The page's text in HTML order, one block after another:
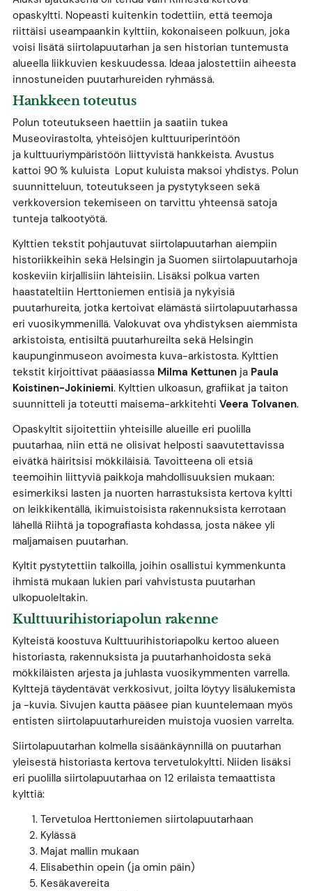
opaskyltti. Nopeasti kuitenkin todettiin, että teemoja
riittäisi useampaankin kylttiin, kokonaiseen polkuun, joka
voisi lisätä siirtolapuutarhan ja sen historian tuntemusta
alueella liikkuvien keskuudessa. Ideaa jalostettiin aiheesta
innostuneiden puutarhureiden ryhmässä.
Hankkeen toteutus
Polun toteutukseen haettiin ja saatiin tukea
Museovirastolta, yhteisöjen kulttuuriperintöön
ja kulttuuriympäristöön liittyvistä hankkeista. Avustus
kattoi 90 % kuluista Loput kuluista maksoi yhdistys. Polun
suunnitteluun, toteutukseen ja pystytykseen sekä
verkkoversion tekemiseen on tarvittu yhteensä satoja
tunteja talkootyötä.
Kylttien tekstit pohjautuvat siirtolapuutarhan aiempiin
historiikkeihin sekä Helsingin ja Suomen siirtolapuutarhoja
koskeviin kirjallisiin lähteisiin. Lisäksi polkua varten
haastateltiin Herttoniemen entisiä ja nykyisiä
puutarhureita, jotka kertoivat elämästä siirtolapuutarhassa
eri vuosikymmenillä. Valokuvat ova yhdistyksen aiemmista
arkistoista, entisiltä puutarhureilta sekä Helsingin
kaupunginmuseon avoimesta kuva-arkistosta. Kylttien
tekstit kirjoittivat pääasiassa Milma Kettunenja Paula
Koistinen-Jokiniemi. Kylttien ulkoasun, grafiikat ja taiton
suunnitteli ja toteutti maisema-arkkitehti Veera Tolvanen.
Opaskyltit sijoitettiin yhteisille alueille eri puolilla
puutarhaa, niin että ne olisivat helposti saavutettavissa
eivätkä häiritsisi mökkiläisiä. Tavoitteena oli etsiä
teemoihin liittyviä paikkoja mahdollisuuksien mukaan:
esimerkiksi lasten ja nuorten harrastuksista kertova kyltti
on leikkikentällä, ikimuistoisista rakennuksista kerrotaan
lähellä Riihtä ja topografiasta kohdassa, josta näkee yli
maljamaisen puutarhan.
Kyltit pystytettiin talkoilla, joihin osallistui kymmenkunta
ihmistä mukaan lukien pari vahvistusta puutarhan
ulkopuoleltakin.
Kulttuurihistoriapolun rakenne
Kylteistä koostuva Kulttuurihistoriapolku kertoo alueen
historiasta, rakennuksista ja puutarhanhoidosta sekä
mökkiläisten arjesta ja juhlasta vuosikymmenten varrella.
Kylttejä täydentävät verkkosivut, joilta löytyy lisälukemista
ja -kuvia. Sivujen kautta pääsee pian kuuntelemaan myös
entisten siirtolapuutarhureiden muistoja vuosien varrelta.
Siirtolapuutarhan kolmella sisäänkäynnillä on puutarhan
yleisestä historiasta kertova tervetulokyltti. Niiden lisäksi
eri puolilla siirtolapuutarhaa on 12 erilaista temaattista
kylttiä:
Tervetuloa Herttoniemen siirtolapuutarhaan
Kylässä
Majat mallin mukaan
Elisabethin opein (ja omin päin)
Kesäkavereita